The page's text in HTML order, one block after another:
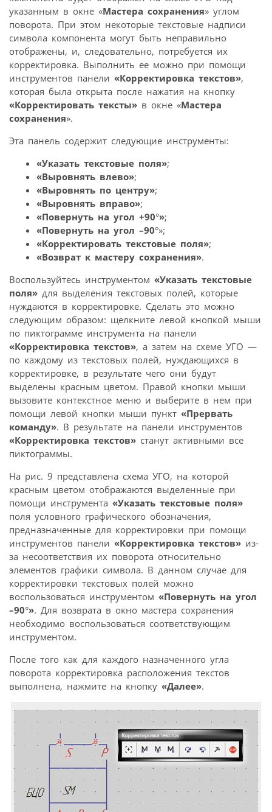
указанным в окне «Мастера сохранения» углом
поворота. При этом некоторые текстовые надписи
символа компонента могут быть неправильно
отображены, и, следовательно, потребуется их
корректировка. Выполнить ее можно при помощи
инструментов панели «Корректировка текстов»,
которая была открыта после нажатия на кнопку
«Корректировать тексты» в окне «Мастера
сохранения».
Эта панель содержит следующие инструменты:
«Указать текстовые поля»;
«Выровнять влево»;
«Выровнять по центру»;
«Выровнять вправо»;
«Повернуть на угол +90°»;
«Повернуть на угол –90°»;
«Корректировать текстовые поля»;
«Возврат к мастеру сохранения».
Воспользуйтесь инструментом «Указать текстовые
поля» для выделения текстовых полей, которые
нуждаются в корректировке. Сделать это можно
следующим образом: щелкните левой кнопкой мыши
по пиктограмме инструмента на панели
«Корректировка текстов», а затем на схеме УГО —
по каждому из текстовых полей, нуждающихся в
корректировке, в результате чего они будут
выделены красным цветом. Правой кнопки мыши
вызовите контекстное меню и выберите в нем при
помощи левой кнопки мыши пункт «Прервать
команду». В результате на панели инструментов
«Корректировка текстов» станут активными все
пиктограммы.
На рис. 9 представлена схема УГО, на которой
красным цветом отображаются выделенные при
помощи инструмента «Указать текстовые поля»
поля условного графического обозначения,
предназначенные для корректировки при помощи
инструментов панели «Корректировка текстов» из-
за несоответствия их поворота относительно
элементов графики символа. В данном случае для
корректировки текстовых полей можно
воспользоваться инструментом «Повернуть на угол
–90°». Для возврата в окно мастера сохранения
необходимо воспользоваться соответствующим
инструментом.
После того как для каждого назначенного угла
поворота корректировка расположения текстов
выполнена, нажмите на кнопку «Далее».